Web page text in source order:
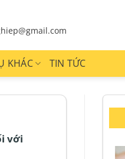
KHÁC TIN TỨC
với